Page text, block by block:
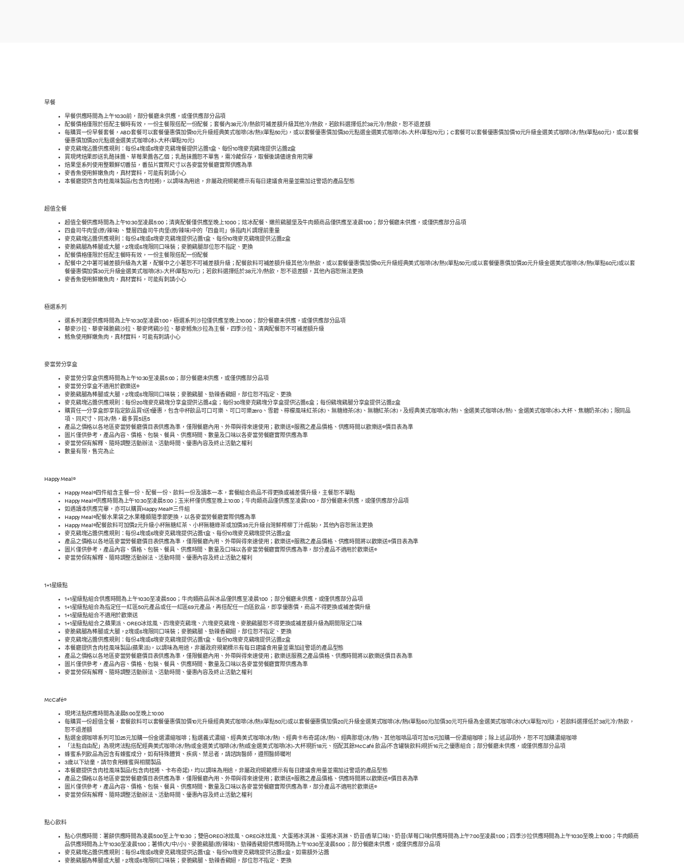
早餐
早餐供應時間為上午10:30前，部分餐廳未供應，或僅供應部分品項
配餐價格僅限於搭配主餐時有效，一份主餐限搭配一份配餐；套餐內38元冷/熱飲可補差額升級其他冷/熱飲，若飲料選擇低於38元冷/熱飲，恕不退差額
每購買一份早餐套餐，ABD套餐可以套餐優惠價加價10元升級經典美式咖啡(冰/熱)(單點50元)，或以套餐優惠價加價30元點選金選美式咖啡(冰)-大杯(單點70元)；C套餐可以套餐優惠價加價10元升級金選美式咖啡(冰/熱)(單點60元)，或以套餐
優惠價加價20元點選金選美式咖啡(冰)-大杯(單點70元)
麥克鷄塊沾醬供應規則：每份4塊或6塊麥克鷄塊餐提供沾醬1盒、每份10塊麥克鷄塊提供沾醬2盒
買現烤焙果即送乳酪抹醬、草莓果醬各乙個；乳酪抹醬恕不單售，需冷藏保存，取餐後請儘速食用完畢
焙果堡系列使用整顆鮮切番茄，番茄片實際尺寸以各麥當勞餐廳實際供應為準
麥香魚使用鮮嫩魚肉，真材實料，可能有刺請小心
本餐廳提供含肉桂風味製品(包含肉桂捲)，以調味為用途，非屬政府規範標示有每日建議食用量並需加註警語的產品型態
超值全餐
超值全餐供應時間為上午10:30至凌晨5:00；清爽配餐僅供應至晚上10:00；炫冰配餐、嫩煎鷄腿堡及牛肉類商品僅供應至凌晨1:00；部分餐廳未供應，或僅供應部分品項
四盎司牛肉堡(原/辣味) 、雙層四盎司牛肉堡(原/辣味)中的「四盎司」係指肉片調理前重量
麥克鷄塊沾醬供應規則：每份4塊或6塊麥克鷄塊提供沾醬1盒、每份10塊麥克鷄塊提供沾醬2盒
麥脆鷄腿為棒腿或大腿，2塊或6塊限同口味裝；麥脆鷄腿部位恕不指定、更換
配餐價格僅限於搭配主餐時有效，一份主餐限搭配一份配餐
配餐中之中薯可補差額升級為大薯，配餐中之小薯恕不可補差額升級；配餐飲料可補差額升級其他冷/熱飲，或以套餐優惠價加價10元升級經典美式咖啡(冰/熱)(單點50元)或以套餐優惠價加價20元升級金選美式咖啡(冰/熱)(單點60元)或以套
餐優惠價加價30元升級金選美式咖啡(冰)-大杯(單點70元) ；若飲料選擇低於38元冷/熱飲，恕不退差額，其他內容恕無法更換
麥香魚使用鮮嫩魚肉，真材實料，可能有刺請小心
極選系列
選系列漢堡供應時間為上午10:30至凌晨1:00，極選系列沙拉僅供應至晚上10:00；部分餐廳未供應，或僅供應部分品項
藜麥沙拉、藜麥辣脆鷄沙拉、藜麥烤鷄沙拉、藜麥鱈魚沙拉為主餐，四季沙拉、清爽配餐恕不可補差額升級
鱈魚使用鮮嫩魚肉，真材實料，可能有刺請小心
麥當勞分享盒
麥當勞分享盒供應時間為上午10:30至凌晨5:00；部分餐廳未供應，或僅供應部分品項
麥當勞分享盒不適用於歡樂送®
麥脆鷄腿為棒腿或大腿，2塊或6塊限同口味裝；麥脆鷄腿、勁辣香鷄翅，部位恕不指定、更換
麥克鷄塊沾醬供應規則：每份20塊麥克鷄塊分享盒提供沾醬4盒；每份30塊麥克鷄塊分享盒提供沾醬6盒；每份鷄塊鷄腿分享盒提供沾醬2盒
購買任一分享盒即享指定飲品買1送1優惠，包含中杯飲品可口可樂 、可口可樂zero、雪碧、檸檬風味紅茶(冰)、無糖綠茶(冰)、無糖紅茶(冰)，及經典美式咖啡(冰/熱)、金選美式咖啡(冰/熱)、金選美式咖啡(冰)-大杯、焦糖奶茶(冰)；限同品
項、同尺寸、同冰/熱，最多買5送5
產品之價格以各地區麥當勞餐廳價目表供應為準，僅限餐廳內用、外帶與得來速使用；歡樂送®服務之產品價格、供應時間以歡樂送®價目表為準
圖片僅供參考，產品內容、價格、包裝、餐具、供應時間、數量及口味以各麥當勞餐廳實際供應為準
麥當勞保有解釋、隨時調整活動辦法、活動時間、優惠內容及終止活動之權利
數量有限，售完為止
Happy Meal®
Happy Meal®四件組含主餐一份、配餐一份、飲料一份及讀本一本，套餐組合商品不得更換或補差價升級，主餐恕不單點
Happy Meal®供應時間為上午10:30至凌晨5:00；玉米杯僅供應至晚上10:00；牛肉類商品僅供應至凌晨1:00，部分餐廳未供應，或僅供應部分品項
如遇讀本供應完畢，亦可以購買Happy Meal®三件組
Happy Meal®配餐水果袋之水果種類隨季節更換，以各麥當勞餐廳實際供應為準
Happy Meal®配餐飲料可加價2元升級小杯無糖紅茶、小杯無糖綠茶或加價35元升級台灣鮮榨柳丁汁(瓶裝)，其他內容恕無法更換
麥克鷄塊沾醬供應規則：每份4塊或6塊麥克鷄塊提供沾醬1盒、每份10塊麥克鷄塊提供沾醬2盒
產品之價格以各地區麥當勞餐廳價目表供應為準，僅限餐廳內用、外帶與得來速使用；歡樂送®服務之產品價格、供應時間將以歡樂送®價目表為準
圖片僅供參考，產品內容、價格、包裝、餐具、供應時間、數量及口味以各麥當勞餐廳實際供應為準，部分產品不適用於歡樂送®
麥當勞保有解釋、隨時調整活動辦法、活動時間、優惠內容及終止活動之權利
1+1星級點
1+1星級點組合供應時間為上午10:30至凌晨5:00；牛肉類商品與冰品僅供應至凌晨1:00 ；部分餐廳未供應，或僅供應部分品項
1+1星級點組合為指定任一紅區50元產品或任一紅區69元產品，再搭配任一白區飲品，即享優惠價，商品不得更換或補差價升級
1+1星級點組合不適用於歡樂送
1+1星級點組合之蘋果派、OREO冰炫風、四塊麥克鷄塊、六塊麥克鷄塊、麥脆鷄腿恕不得更換或補差額升級為期間限定口味
麥脆鷄腿為棒腿或大腿，2塊或6塊限同口味裝；麥脆鷄腿、勁辣香鷄翅，部位恕不指定、更換
麥克鷄塊沾醬供應規則：每份4塊或6塊麥克鷄塊提供沾醬1盒、每份10塊麥克鷄塊提供沾醬2盒
本餐廳提供含肉桂風味製品(蘋果派)，以調味為用途，非屬政府規範標示有每日建議食用量並需加註警語的產品型態
產品之價格以各地區麥當勞餐廳價目表供應為準，僅限餐廳內用、外帶與得來速使用；歡樂送服務之產品價格、供應時間將以歡樂送價目表為準
圖片僅供參考，產品內容、價格、包裝、餐具、供應時間、數量及口味以各麥當勞餐廳實際供應為準
麥當勞保有解釋、隨時調整活動辦法、活動時間、優惠內容及終止活動之權利
McCafé®
現烤法點供應時間為凌晨5:00至晚上10:00
每購買一份超值全餐，套餐飲料可以套餐優惠價加價10元升級經典美式咖啡(冰/熱)(單點50元)或以套餐優惠價加價20元升級金選美式咖啡(冰/熱)(單點60元)加價30元可升級為金選美式咖啡(冰)(大)(單點70元) ，若飲料選擇低於38元冷/熱飲，
恕不退差額
點選金選咖啡系列可加25元加購一份金選濃縮咖啡；點選義式濃縮、經典美式咖啡(冰/熱) 、經典卡布奇諾(冰/熱)、經典那堤(冰/熱)、其他咖啡品項可加15元加購一份濃縮咖啡；除上述品項外，恕不可加購濃縮咖啡
「法點自由配」為現烤法點搭配經典美式咖啡(冰/熱)或金選美式咖啡(冰/熱)或金選美式咖啡(冰)-大杯現折18元、搭配其餘McCafé 飲品(不含罐裝飲料)現折16元之優惠組合；部分餐廳未供應，或僅供應部分品項
蜂蜜系列飲品為因含有蜂蜜成分，如有特殊體質、疾病、禁忌者，請諮詢醫師，遵照醫師囑咐
3歲以下幼童，請勿食用蜂蜜與相關製品
本餐廳提供含肉桂風味製品(包含肉桂捲、卡布奇諾)，均以調味為用途，非屬政府規範標示有每日建議食用量並需加註警語的產品型態
產品之價格以各地區麥當勞餐廳價目表供應為準，僅限餐廳內用、外帶與得來速使用；歡樂送®服務之產品價格、供應時間將以歡樂送®價目表為準
圖片僅供參考，產品內容、價格、包裝、餐具、供應時間、數量及口味以各麥當勞餐廳實際供應為準，部分產品不適用於歡樂送®
麥當勞保有解釋、隨時調整活動辦法、活動時間、優惠內容及終止活動之權利
點心飲料
點心供應時間：薯餅供應時間為凌晨5:00至上午10:30 ；雙倍OREO冰炫風、OREO冰炫風、大蛋捲冰淇淋、蛋捲冰淇淋、奶昔(香草口味)、奶昔(草莓口味)供應時間為上午7:00至凌晨1:00；四季沙拉供應時間為上午10:30至晚上10:00；牛肉類商
品供應時間為上午10:30至凌晨1:00；薯條(大/中/小)、麥脆鷄腿(原/辣味)、勁辣香鷄翅供應時間為上午10:30至凌晨5:00 ；部分餐廳未供應，或僅供應部分品項
麥克鷄塊沾醬供應規則：每份4塊或6塊麥克鷄塊提供沾醬1盒、每份10塊麥克鷄塊提供沾醬2盒，如需額外沾醬
麥脆鷄腿為棒腿或大腿，2塊或6塊限同口味裝；麥脆鷄腿、勁辣香鷄翅，部位恕不指定、更換